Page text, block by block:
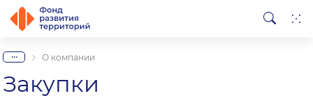
... О компании
Закупки